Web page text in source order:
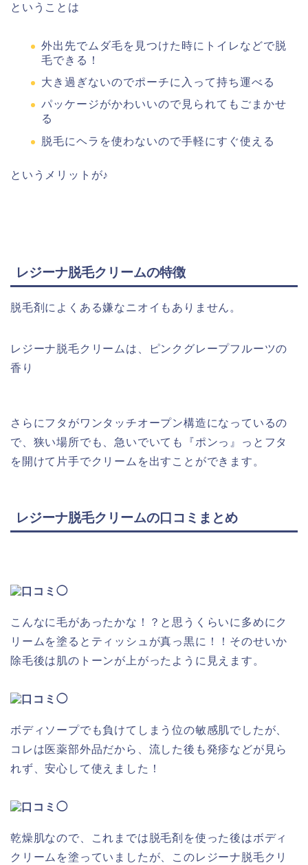
ということは
外出先でムダ毛を見つけた時にトイレなどで脱
毛できる！
大き過ぎないのでポーチに入って持ち運べる
パッケージがかわいいので見られてもごまかせ
る
脱毛にヘラを使わないので手軽にすぐ使える
というメリットが♪
レジーナ脱毛クリームの特徴
脱毛剤によくある嫌なニオイもありません。
レジーナ脱毛クリームは、ピンクグレープフルーツの
香り
さらにフタがワンタッチオープン構造になっているの
で、狭い場所でも、急いでいても『ポンっ』っとフタ
を開けて片手でクリームを出すことができます。
レジーナ脱毛クリームの口コミまとめ
こんなに毛があったかな！？と思うくらいに多めにク
リームを塗るとティッシュが真っ黒に！！そのせいか
除毛後は肌のトーンが上がったように見えます。
ボディソープでも負けてしまう位の敏感肌でしたが、
コレは医薬部外品だから、流した後も発疹などが見ら
れず、安心して使えました！
乾燥肌なので、これまでは脱毛剤を使った後はボディ
クリームを塗っていましたが、このレジーナ脱毛クリ